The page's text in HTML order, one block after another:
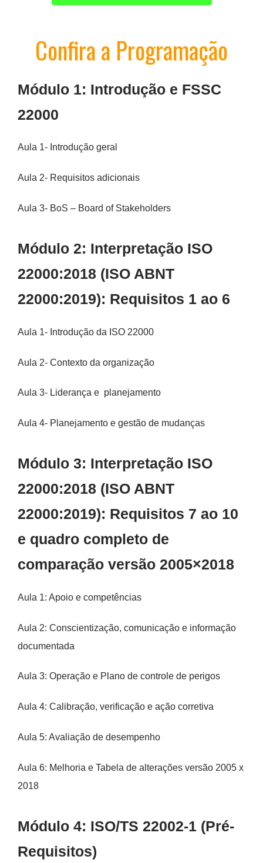
Confira a Programação
Módulo 1: Introdução e FSSC
22000
Aula 1- Introdução geral
Aula 2- Requisitos adicionais
Aula 3- BoS – Board of Stakeholders
Módulo 2: Interpretação ISO
22000:2018 (ISO ABNT
22000:2019): Requisitos 1 ao 6
Aula 1- Introdução da ISO 22000
Aula 2- Contexto da organização
Aula 3- Liderança e planejamento
Aula 4- Planejamento e gestão de mudanças
Módulo 3: Interpretação ISO
22000:2018 (ISO ABNT
22000:2019): Requisitos 7 ao 10
e quadro completo de
comparação versão 2005×2018
Aula 1: Apoio e competências
Aula 2: Conscientização, comunicação e informação
documentada
Aula 3: Operação e Plano de controle de perigos
Aula 4: Calibração, verificação e ação corretiva
Aula 5: Avaliação de desempenho
Aula 6: Melhoria e Tabela de alterações versão 2005 x
2018
Módulo 4: ISO/TS 22002-1 (Pré-
Requisitos)